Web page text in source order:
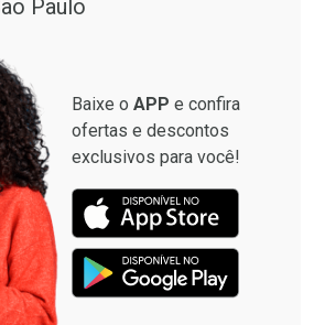
Paulo
Baixe o APP e confira
ofertas e descontos
exclusivos para você!